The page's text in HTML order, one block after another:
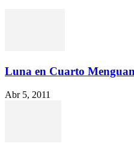
Luna en Cuarto
Abr 5, 2011